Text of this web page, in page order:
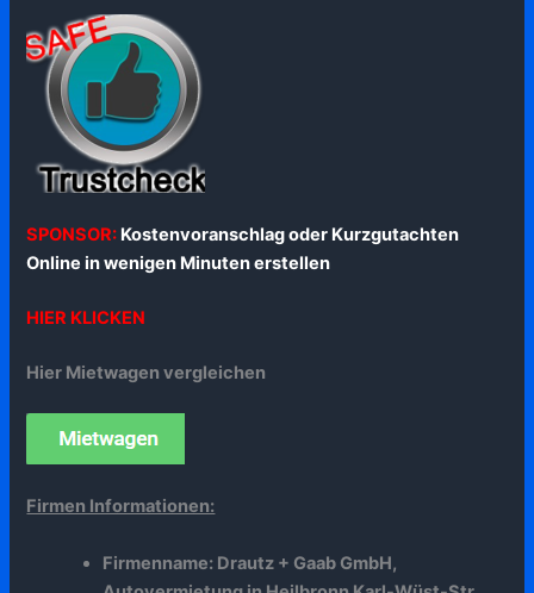
SPONSOR: Kostenvoranschlag oder Kurzgutachten
Online in wenigen Minuten erstellen
HIER KLICKEN
Hier Mietwagen vergleichen
Firmen Informationen:
Firmenname: Drautz + Gaab GmbH,